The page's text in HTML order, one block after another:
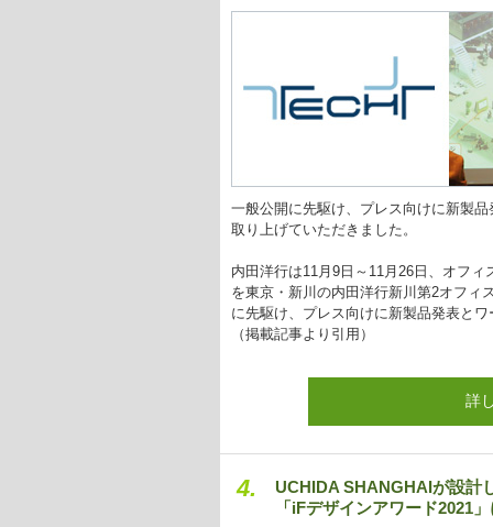
一般公開に先駆け、プレス向けに新製
取り上げていただきました。
内田洋行は11月9日～11月26日、オフ
を東京・新川の内田洋行新川第2オフィ
に先駆け、プレス向けに新製品発表と
（掲載記事より引用）
詳
4.
UCHIDA SHANGHAIが設計
「iFデザインアワード2021